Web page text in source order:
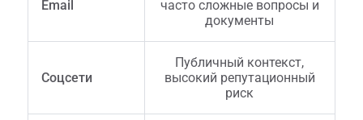
Email
часто сложные вопросы и
документы
Соцсети
Публичный контекст,
высокий репутационный
риск